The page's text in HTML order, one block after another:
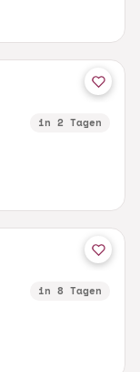
in 2 Tagen
in 8 Tagen